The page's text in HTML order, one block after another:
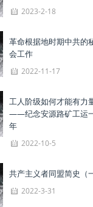
2023-2-18
革命根据地时期中共的
会工作
2022-11-17
工人阶级如何才能有力
——纪念安源路矿工运
年
2022-10-5
共产主义者同盟简史（
2022-3-31